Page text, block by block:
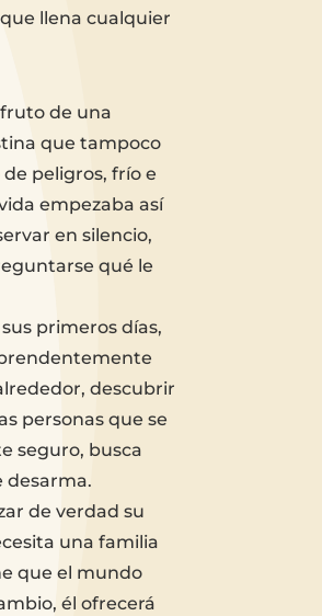
llena cualquier
de una
que tampoco
peligros, frío e
empezaba así
en silencio,
qué le
primeros días,
descubrir
personas que se
seguro, busca
desarma.
de verdad su
una familia
que el mundo
él ofrecerá